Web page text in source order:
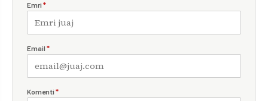
Emri *
Email *
Komenti *